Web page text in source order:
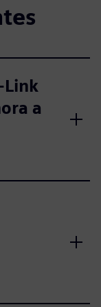
Link
a